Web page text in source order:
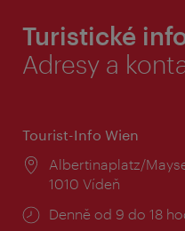
Turistické
Adresy a
Tourist-Info Wien
Místo:
Albertinaplatz/
1010 Vídeň
Provozní
Denně od 9 do 18